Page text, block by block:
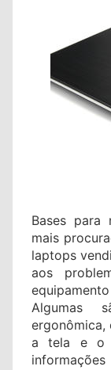
Bases
mais
laptops
aos
Algumas
ergonômica,
a tela e o